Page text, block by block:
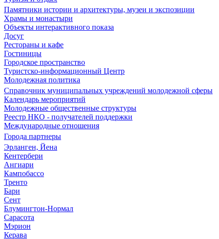
Памятники истории и архитектуры, музеи и экспозиции
Храмы и монастыри
Объекты интерактивного показа
Досуг
Рестораны и кафе
Гостиницы
Городское пространство
Туристско-информационный Центр
Молодежная политика
Справочник муниципальных учреждений молодежной сферы
Календарь мероприятий
Молодежные общественные структуры
Реестр НКО - получателей поддержки
Международные отношения
Города партнеры
Эрланген, Йена
Кентербери
Ангиари
Кампобассо
Тренто
Бари
Сент
Блумингтон-Нормал
Сарасота
Мэрион
Керава